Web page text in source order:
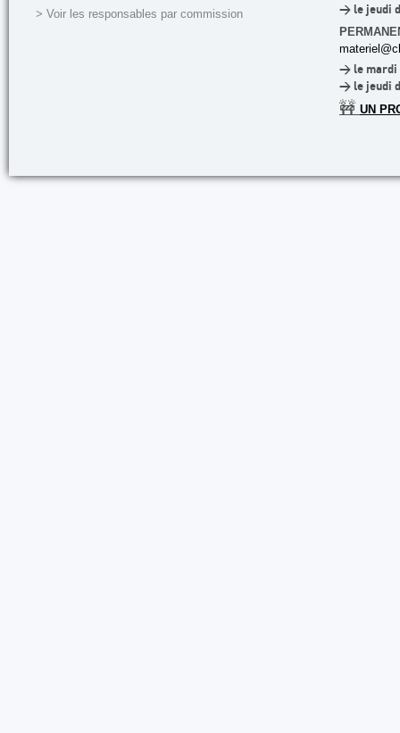
> Voir les responsables par commission
> le jeudi
> le mardi
> le jeudi
🚧 UN